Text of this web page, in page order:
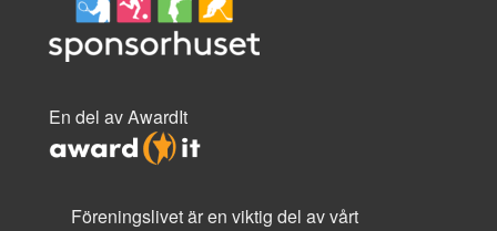
En del av AwardIt
Föreningslivet är en viktig del av vårt